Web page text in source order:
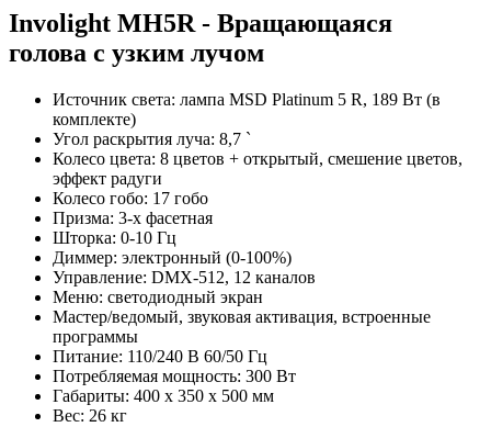
Involight MH5R - Вращающаяся
голова с узким лучом
Источник света: лампа MSD Platinum 5 R, 189 Вт (в
комплекте)
Угол раскрытия луча: 8,7 `
Колесо цвета: 8 цветов + открытый, смешение цветов,
эффект радуги
Колесо гобо: 17 гобо
Призма: 3-х фасетная
Шторка: 0-10 Гц
Диммер: электронный (0-100%)
Управление: DMX-512, 12 каналов
Меню: светодиодный экран
Мастер/ведомый, звуковая активация, встроенные
программы
Питание: 110/240 В 60/50 Гц
Потребляемая мощность: 300 Вт
Габариты: 400 x 350 x 500 мм
Вес: 26 кг